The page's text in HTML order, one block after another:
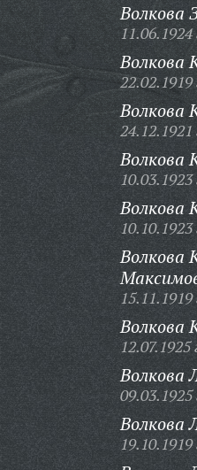
Волкова
11.06.1924
Волкова
22.02.1919
Волкова
24.12.1921
Волкова
10.03.1923
Волкова
10.10.1923
Волкова
15.11.1919
Волкова
12.07.1925
Волкова
09.03.1925
Волкова
19.10.1919